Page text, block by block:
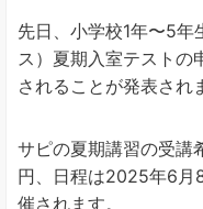
先日、小学校1年〜5年
ス）夏期入室テストの
されることが発表され
サピの夏期講習の受講
円、日程は2025年6月
催されます。